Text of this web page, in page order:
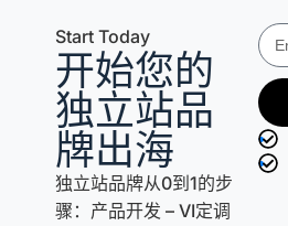
Start Today
开始您的
独立站品
牌出海
独立站品牌从0到1的步
骤：产品开发 – VI定调